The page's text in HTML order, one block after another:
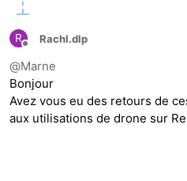
R
Hors-ligne
Rachl.dlp
@Marne
Bonjour
Avez vous eu des retours de
aux utilisations de drone sur